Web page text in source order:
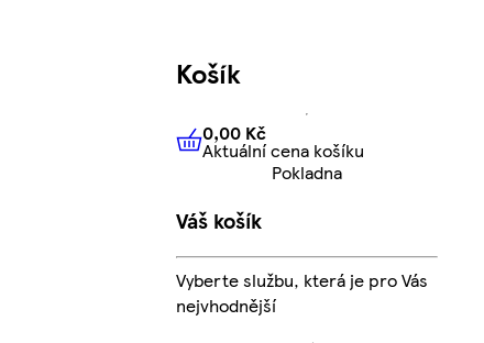
Košík
0,00 KčAktuální cena košíku
0,00 Kč
Aktuální cena košíku
Pokladna
Váš košík
Vyberte službu, která je pro Vás
nejvhodnější